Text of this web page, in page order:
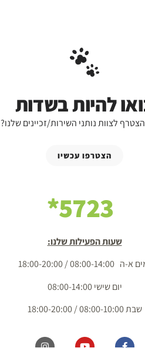
להיות בשדות
לצוות נותני השירות/זכיינים שלנו?
הצטרפו עכשיו
5723*
שעות הפעילות שלנו:
08:00-14:00 / 18:00-20:00
יום שישי 08:00-14:00
שבת 08:00-10:00 / 18:00-20:00